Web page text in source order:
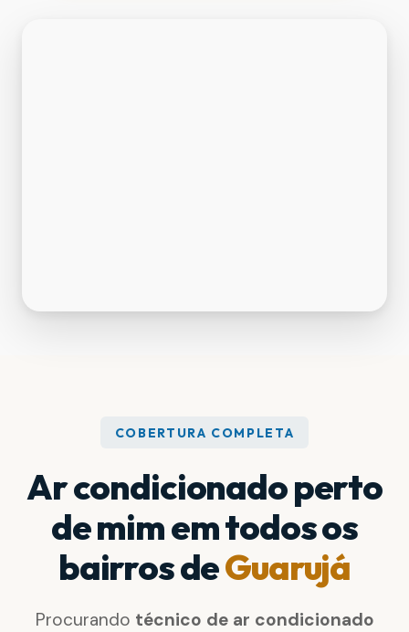
COBERTURA COMPLETA
Ar condicionado perto
de mim em todos os
bairros deGuarujá
Procurando técnico de ar condicionado